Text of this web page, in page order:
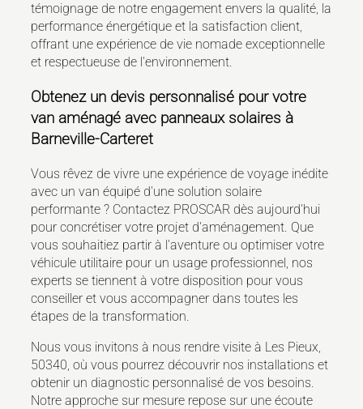
témoignage de notre engagement envers la qualité, la
performance énergétique et la satisfaction client,
offrant une expérience de vie nomade exceptionnelle
et respectueuse de l'environnement.
Obtenez un devis personnalisé pour votre
van aménagé avec panneaux solaires à
Barneville-Carteret
Vous rêvez de vivre une expérience de voyage inédite
avec un van équipé d'une solution solaire
performante ? Contactez PROSCAR dès aujourd'hui
pour concrétiser votre projet d'aménagement. Que
vous souhaitiez partir à l'aventure ou optimiser votre
véhicule utilitaire pour un usage professionnel, nos
experts se tiennent à votre disposition pour vous
conseiller et vous accompagner dans toutes les
étapes de la transformation.
Nous vous invitons à nous rendre visite à Les Pieux,
50340, où vous pourrez découvrir nos installations et
obtenir un diagnostic personnalisé de vos besoins.
Notre approche sur mesure repose sur une écoute